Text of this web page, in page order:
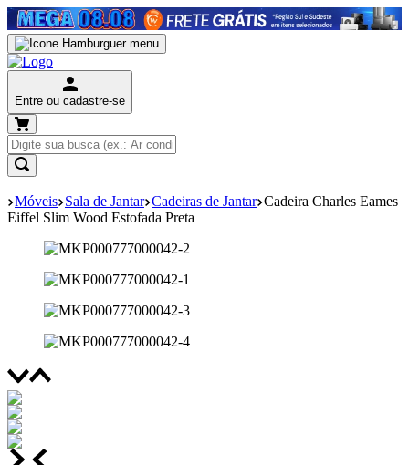
Entre ou cadastre-se
Móveis Sala de Jantar Cadeiras de Jantar Cadeira Charles Eames
Eiffel Slim Wood Estofada Preta